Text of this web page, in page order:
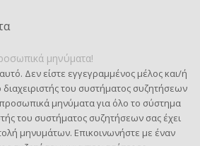
μηνύματα!
Δεν είστε εγγεγραμμένος μέλος και/ή
διαχειριστής του συστήματος συζητήσεων
μηνύματα για όλο το σύστημα
του συστήματος συζητήσεων σας έχει
μηνυμάτων. Επικοινωνήστε με έναν